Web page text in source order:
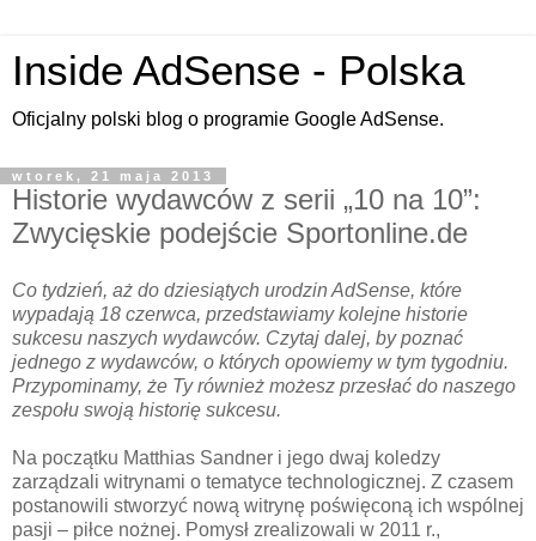
Inside AdSense - Polska
Oficjalny polski blog o programie Google AdSense.
wtorek, 21 maja 2013
Historie wydawców z serii „10 na 10”:
Zwycięskie podejście Sportonline.de
Co tydzień, aż do dziesiątych urodzin AdSense, które
wypadają 18 czerwca, przedstawiamy kolejne historie
sukcesu naszych wydawców. Czytaj dalej, by poznać
jednego z wydawców, o których opowiemy w tym tygodniu.
Przypominamy, że Ty również możesz przesłać do naszego
zespołu swoją historię sukcesu.
Na początku Matthias Sandner i jego dwaj koledzy
zarządzali witrynami o tematyce technologicznej. Z czasem
postanowili stworzyć nową witrynę poświęconą ich wspólnej
pasji – piłce nożnej. Pomysł zrealizowali w 2011 r.,